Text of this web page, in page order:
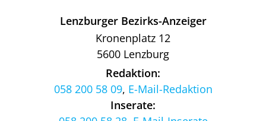
Lenzburger Bezirks-Anzeiger
Kronenplatz 12
5600 Lenzburg
Redaktion:
058 200 58 09, E-Mail-Redaktion
Inserate: